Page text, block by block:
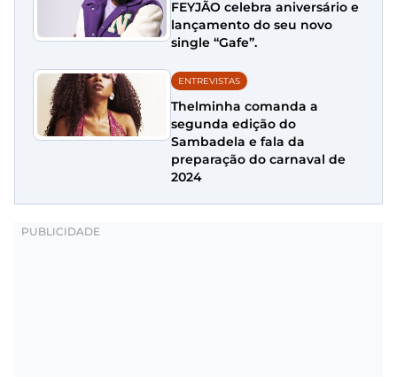
FEYJÃO celebra aniversário e
lançamento do seu novo
single “Gafe”.
ENTREVISTAS
Thelminha comanda a
segunda edição do
Sambadela e fala da
preparação do carnaval de
2024